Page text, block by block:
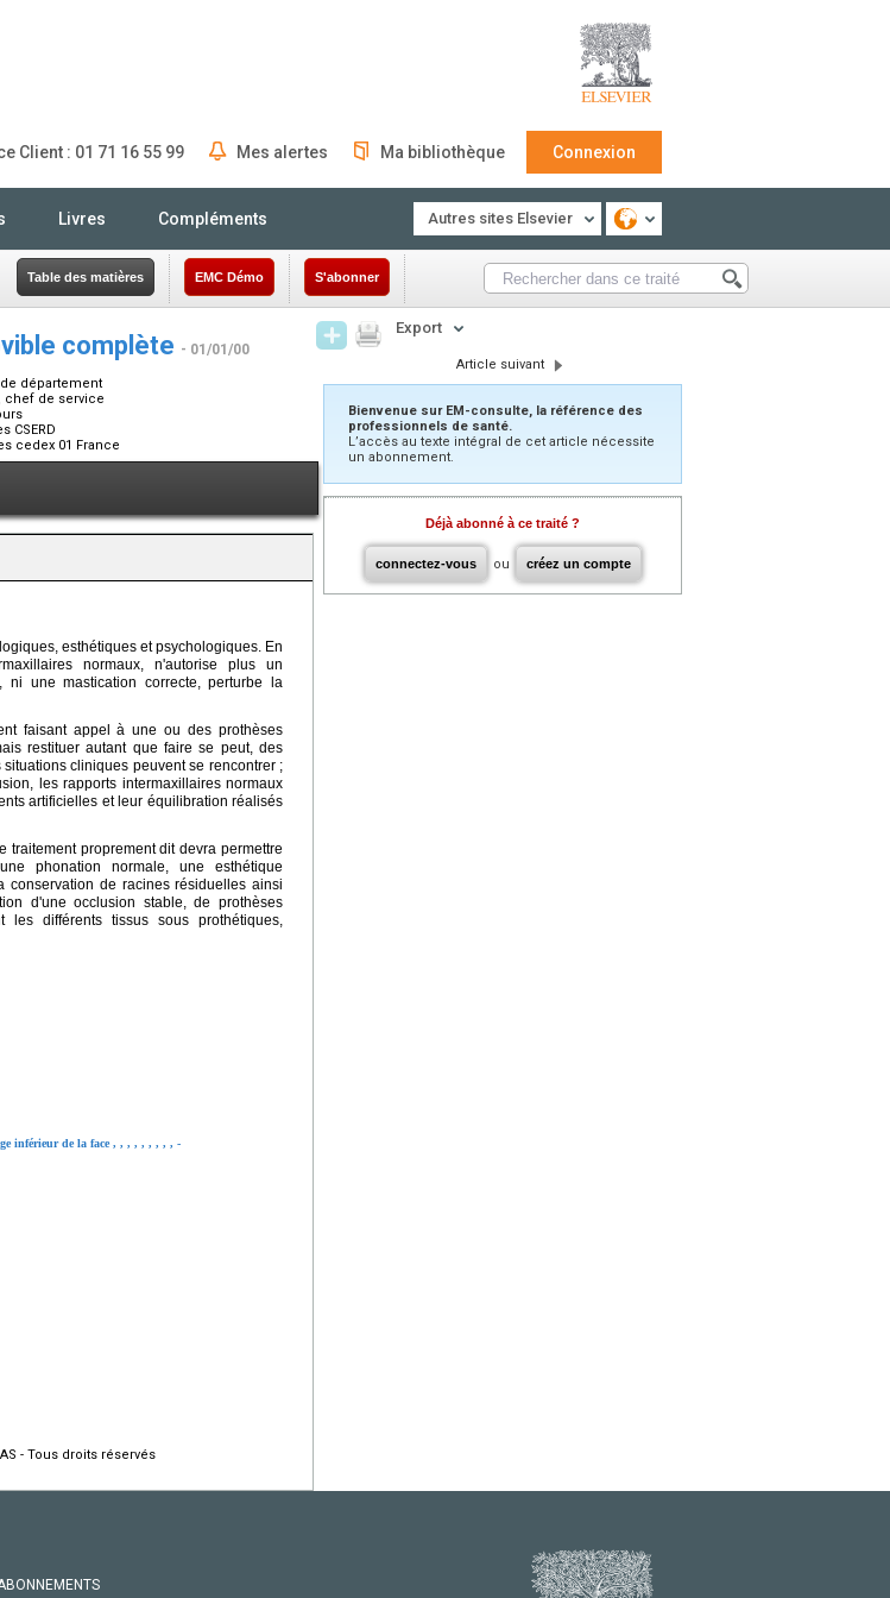
Client : 01 71 16 55 99 Mes alertes Ma bibliothèque Connexion
Livres Compléments Autres sites Elsevier
Table des matières EMC Démo S'abonner
complète - 01/01/00
département
chef de service
CSERD
cedex 01 France
esthétiques et psychologiques. En
normaux, n'autorise plus un
ni une mastication correcte, perturbe la
faisant appel à une ou des prothèses
restituer autant que faire se peut, des
cliniques peuvent se rencontrer ;
les rapports intermaxillaires normaux
artificielles et leur équilibration réalisés
proprement dit devra permettre
phonation normale, une esthétique
conservation de racines résiduelles ainsi
d'une occlusion stable, de prothèses
les différents tissus sous prothétiques,
inférieur de la face, , , , , , , , , -
- Tous droits réservés
Export
Article suivant
Bienvenue sur EM-consulte, la référence des
professionnels de santé.
L’accès au texte intégral de cet article nécessite
un abonnement.
Déjà abonné à ce traité ?
connectez-vous ou créez un compte